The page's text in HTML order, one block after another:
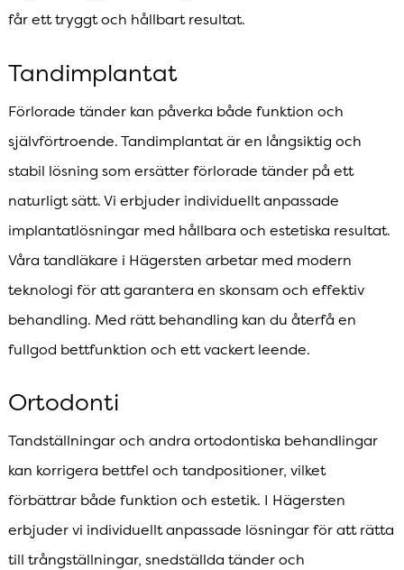
får ett tryggt och hållbart resultat.
Tandimplantat
Förlorade tänder kan påverka både funktion och
självförtroende. Tandimplantat är en långsiktig och
stabil lösning som ersätter förlorade tänder på ett
naturligt sätt. Vi erbjuder individuellt anpassade
implantatlösningar med hållbara och estetiska resultat.
Våra tandläkare i Hägersten arbetar med modern
teknologi för att garantera en skonsam och effektiv
behandling. Med rätt behandling kan du återfå en
fullgod bettfunktion och ett vackert leende.
Ortodonti
Tandställningar och andra ortodontiska behandlingar
kan korrigera bettfel och tandpositioner, vilket
förbättrar både funktion och estetik. I Hägersten
erbjuder vi individuellt anpassade lösningar för att rätta
till trångställningar, snedställda tänder och